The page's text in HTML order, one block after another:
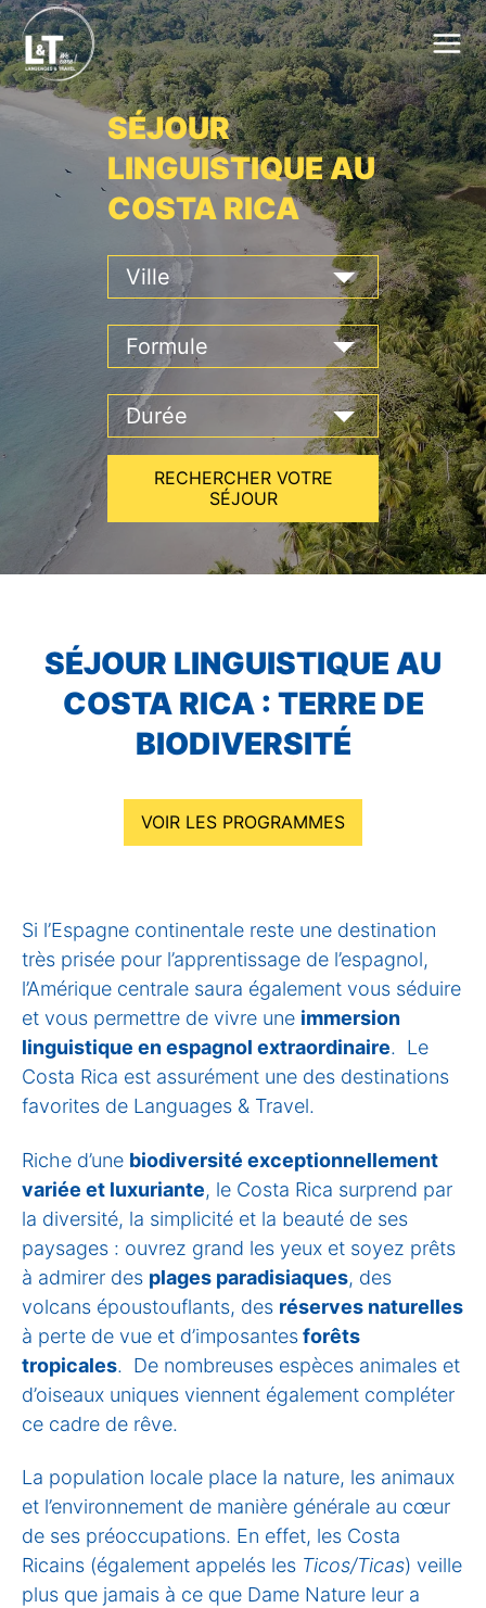
SÉJOUR
LINGUISTIQUE AU
COSTA RICA
RECHERCHER VOTRE
SÉJOUR
SÉJOUR LINGUISTIQUE AU
COSTA RICA : TERRE DE
BIODIVERSITÉ
VOIR LES PROGRAMMES
Si l’Espagne continentale reste une destination
très prisée pour l’apprentissage de l’espagnol,
l’Amérique centrale saura également vous séduire
et vous permettre de vivre une immersion
linguistique en espagnol extraordinaire. Le
Costa Rica est assurément une des destinations
favorites de Languages & Travel.
Riche d’une biodiversité exceptionnellement
variée et luxuriante, le Costa Rica surprend par
la diversité, la simplicité et la beauté de ses
paysages : ouvrez grand les yeux et soyez prêts
à admirer des plages paradisiaques, des
volcans époustouflants, des réserves naturelles
à perte de vue et d’imposantesforêts
tropicales. De nombreuses espèces animales et
d’oiseaux uniques viennent également compléter
ce cadre de rêve.
La population locale place la nature, les animaux
et l’environnement de manière générale au cœur
de ses préoccupations. En effet, les Costa
Ricains (également appelés les Ticos/Ticas) veille
plus que jamais à ce que Dame Nature leur a